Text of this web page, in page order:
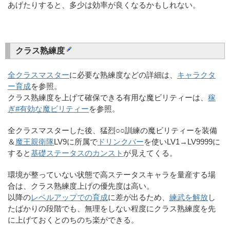
あげたりすると、多少は効率が良くなるかもしれない。
クラス熟練度
全クラスマスターに必要な熟練度などの詳細は、 キャラクタ
ー育成を参照。
クラス熟練度を上げて確保できる有用な魔ビリティーは、 稼
ぎ#有効な魔ビリティーを参照。
全クラスマスターした後、猛烈○○訓練の魔ビリティーを装備
＆ 魔王親衛隊LV9に所属で ドリンクバーを使いLV1→LV9999に
すると基礎ステータスのカンスト が見えてくる。
環境が整っていない状態で高ステータスキャラを量産する場
合は、クラス熟練度上げの優先度は高い。
以降のレベルアップでの育成に差が出るため、 練武を解放し
たばかりの段階でも、無理をしない程度にクラス熟練度を先
に上げておくとのちのち楽ができる。